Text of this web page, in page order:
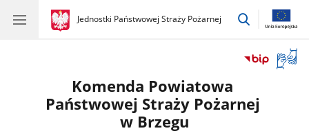
gov.pl
Jednostki Państwowej Straży Pożarnej
gov.pl
Jednostki
przejdź
okno
Komenda Powiatowa
Państwowej Straży Pożarnej
w Brzegu